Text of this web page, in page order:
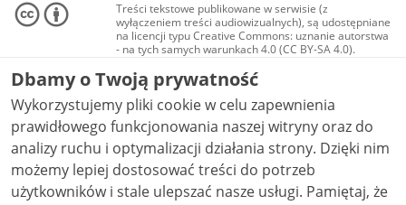
Treści tekstowe publikowane w serwisie (z
wyłączeniem treści audiowizualnych), są udostępniane
na licencji typu Creative Commons: uznanie autorstwa
- na tych samych warunkach 4.0 (CC BY-SA 4.0).
Materiały audiowizualne, w tym zdjęcia, materiały
audio i wideo, są udostępniane na licencji typu
Creative Commons: uznanie autorstwa użycie
niekomercyjne - bez utworów zależnych 4.0 (CC BY-
NC-ND 4.0), o ile nie jest to stwierdzone inaczej.
Dbamy o Twoją prywatność
Wykorzystujemy pliki cookie w celu zapewnienia
prawidłowego funkcjonowania naszej witryny oraz do
analizy ruchu i optymalizacji działania strony. Dzięki nim
możemy lepiej dostosować treści do potrzeb
użytkowników i stale ulepszać nasze usługi. Pamiętaj, że